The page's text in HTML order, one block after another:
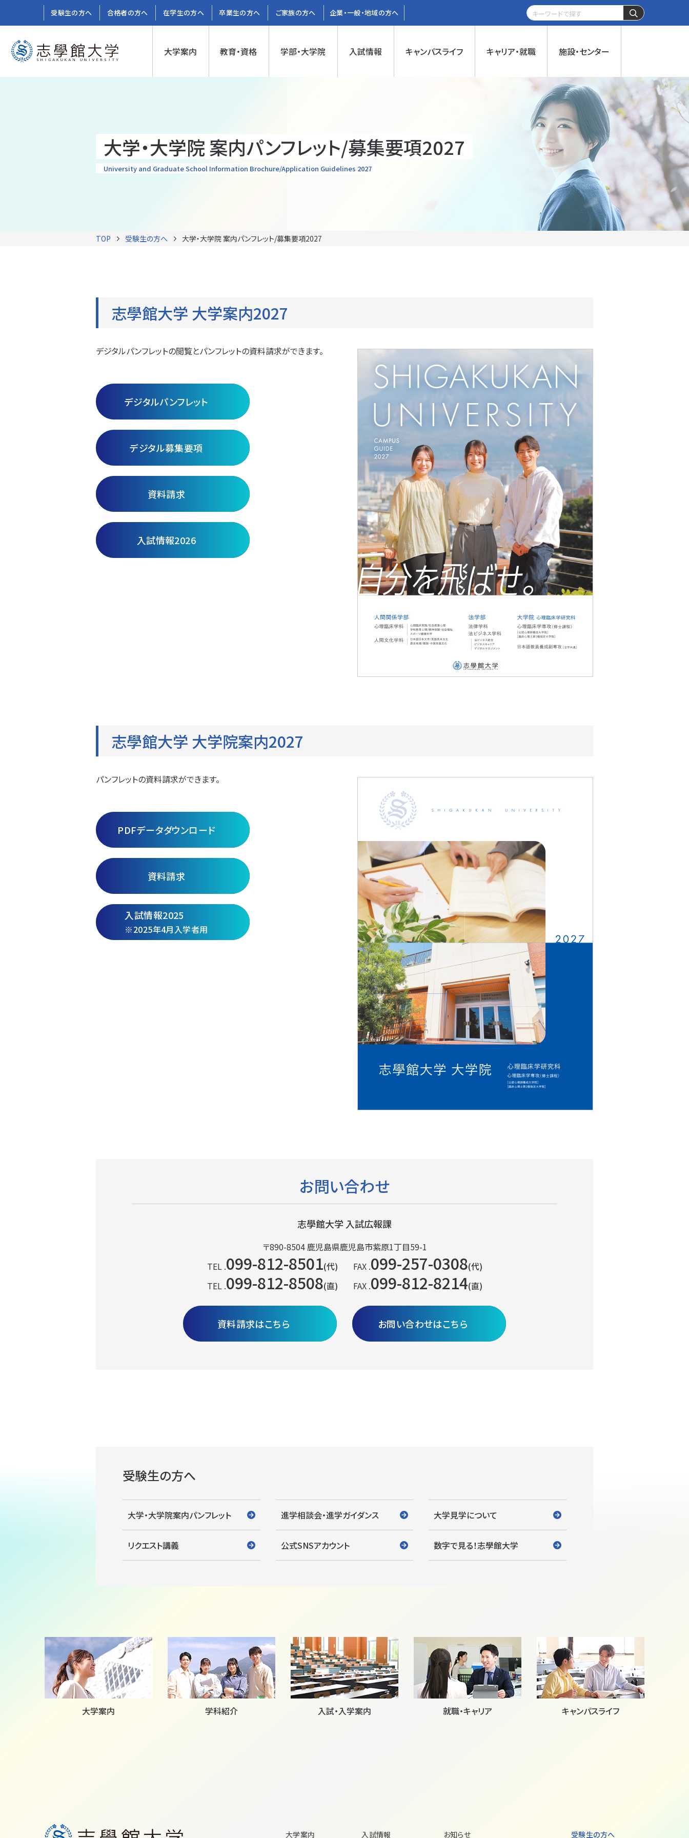
受験生の方へ 合格者の方へ 在学生の方へ 卒業生の方へ ご家族の方へ 企業・一般・地域の方へ
大学案内 教育・資格 学部・大学院 入試情報 キャンパスライフ キャリア・就職 施設・センター
大学・大学院 案内パンフレット/募集要項2027
University and Graduate School Information Brochure/Application Guidelines 2027
TOP 受験生の方へ 大学・大学院 案内パンフレット/募集要項2027
志學館大学 大学案内2027
デジタルパンフレットの閲覧とパンフレットの資料請求ができます。
デジタルパンフレット
デジタル募集要項
資料請求
入試情報2026
志學館大学 大学院案内2027
パンフレットの資料請求ができます。
PDFデータダウンロード
資料請求
入試情報2025
※2025年4月入学者用
お問い合わせ
志學館大学 入試広報課
〒890-8504鹿児島県鹿児島市紫原1丁目59-1
TEL .099-812-8501(代) FAX .099-257-0308(代)
TEL .099-812-8508(直) FAX .099-812-8214(直)
資料請求はこちら お問い合わせはこちら
受験生の方へ
大学・大学院案内パンフレット 進学相談会・進学ガイダンス 大学見学について
リクエスト講義 公式SNSアカウント 数字で見る！志學館大学
大学案内 学科紹介 入試・入学案内 就職・キャリア キャンパスライフ
大学案内 入試情報 お知らせ 受験生の方へ